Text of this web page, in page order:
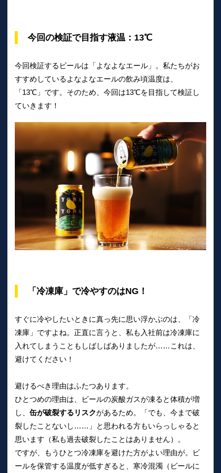
今回の検証で目指す液温：13℃
今回検証するビールは「よなよなエール」。私たちがお
すすめしているよなよなエールの飲み頃温度は、
「13℃」です。そのため、今回は13℃を目指して検証し
ていきます！
「冷凍庫」で冷やすのはNG！
すぐに冷やしたいときに真っ先に思い浮かぶのは、「冷
凍庫」ですよね。正直に言うと、私も入社前は冷凍庫に
入れてしまうこともしばしばありましたが……これは、
避けてください！
避けるべき理由はふたつあります。
ひとつめの理由は、ビールの炭酸ガスが凍ると体積が増
し、 缶が破裂するリスクがあるため。「でも、今まで破
裂したことないし……」と思われる方もいらっしゃると
思います（私も過去破裂したことはありません）。
ですが、もうひとつ冷凍庫を避けた方がよい理由が。ビ
ールを保管する温度が低すぎると、寒冷混濁（ビールに